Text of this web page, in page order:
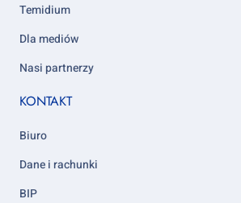
Temidium
Dla mediów
Nasi partnerzy
KONTAKT
Biuro
Dane i rachunki
BIP